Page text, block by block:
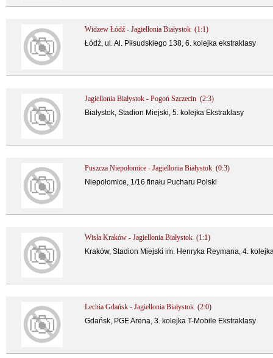
Widzew Łódź - Jagiellonia Białystok (1:1)
Łódź, ul. Al. Piłsudskiego 138, 6. kolejka ekstraklasy
Jagiellonia Białystok - Pogoń Szczecin (2:3)
Białystok, Stadion Miejski, 5. kolejka Ekstraklasy
Puszcza Niepołomice - Jagiellonia Białystok (0:3)
Niepołomice, 1/16 finału Pucharu Polski
Wisła Kraków - Jagiellonia Białystok (1:1)
Kraków, Stadion Miejski im. Henryka Reymana, 4.
Lechia Gdańsk - Jagiellonia Białystok (2:0)
Gdańsk, PGE Arena, 3. kolejka T-Mobile Ekstraklasy